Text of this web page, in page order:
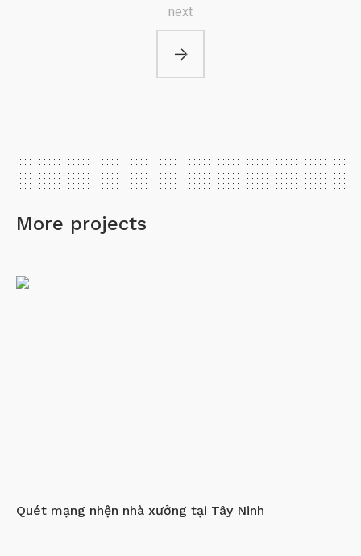
next
More projects
Quét mạng nhện nhà xưởng tại Tây Ninh